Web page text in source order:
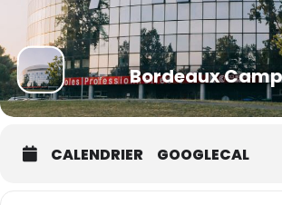
Bordeaux
CALENDRIER GOOGLECAL